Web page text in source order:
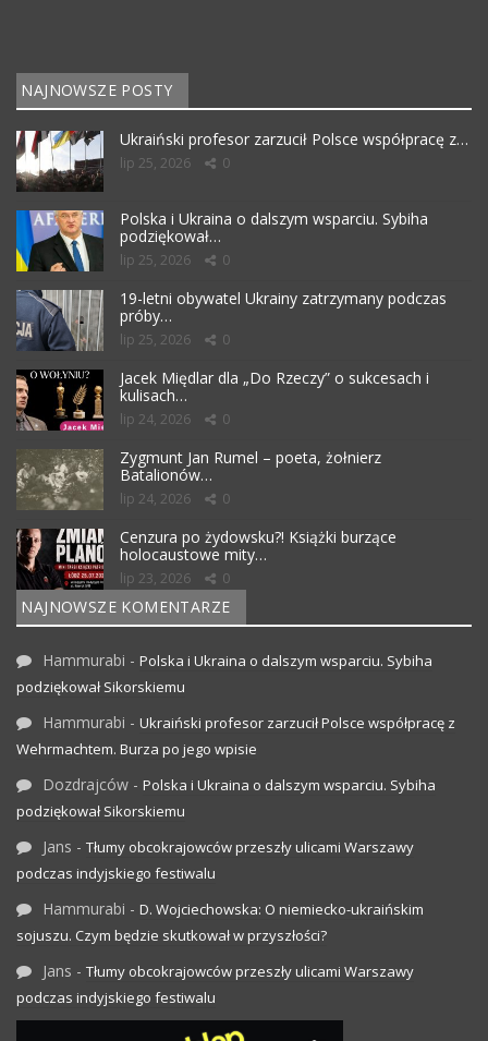
NAJNOWSZE POSTY
Ukraiński profesor zarzucił Polsce współpracę z…
lip 25, 2026 0
Polska i Ukraina o dalszym wsparciu. Sybiha
podziękował…
lip 25, 2026 0
19-letni obywatel Ukrainy zatrzymany podczas
próby…
lip 25, 2026 0
Jacek Międlar dla „Do Rzeczy” o sukcesach i
kulisach…
lip 24, 2026 0
Zygmunt Jan Rumel – poeta, żołnierz
Batalionów…
lip 24, 2026 0
Cenzura po żydowsku?! Książki burzące
holocaustowe mity…
lip 23, 2026 0
NAJNOWSZE KOMENTARZE
Hammurabi - Polska i Ukraina o dalszym wsparciu. Sybiha
podziękował Sikorskiemu
Hammurabi - Ukraiński profesor zarzucił Polsce współpracę z
Wehrmachtem. Burza po jego wpisie
Dozdrajców - Polska i Ukraina o dalszym wsparciu. Sybiha
podziękował Sikorskiemu
Jans - Tłumy obcokrajowców przeszły ulicami Warszawy
podczas indyjskiego festiwalu
Hammurabi - D. Wojciechowska: O niemiecko-ukraińskim
sojuszu. Czym będzie skutkował w przyszłości?
Jans - Tłumy obcokrajowców przeszły ulicami Warszawy
podczas indyjskiego festiwalu